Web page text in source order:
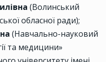
(Волинський
обласної ради);
(Навчально-науковий
та медицини»